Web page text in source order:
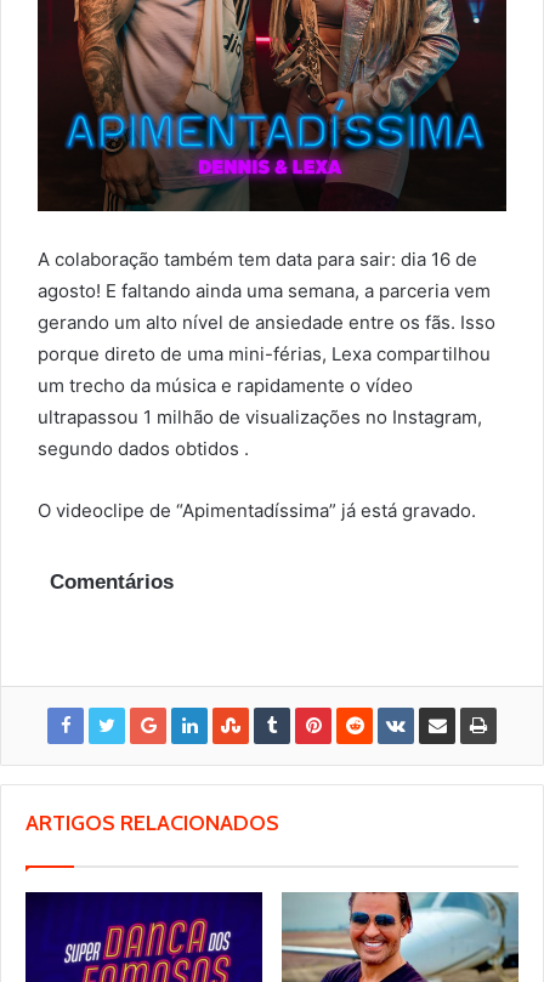
A colaboração também tem data para sair: dia 16 de
agosto! E faltando ainda uma semana, a parceria vem
gerando um alto nível de ansiedade entre os fãs. Isso
porque direto de uma mini-férias, Lexa compartilhou
um trecho da música e rapidamente o vídeo
ultrapassou 1 milhão de visualizações no Instagram,
segundo dados obtidos .
O videoclipe de “Apimentadíssima” já está gravado.
Comentários
ARTIGOS RELACIONADOS